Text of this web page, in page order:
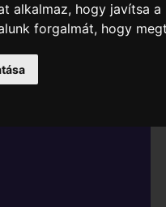
alkalmaz, hogy javítsa
forgalmát, hogy
SONIC